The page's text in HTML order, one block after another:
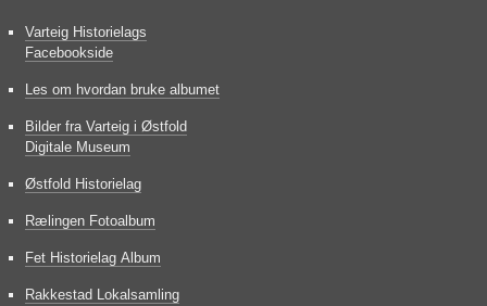
Varteig Historielags
Facebookside
Les om hvordan bruke albumet
Bilder fra Varteig i Østfold
Digitale Museum
Østfold Historielag
Rælingen Fotoalbum
Fet Historielag Album
Rakkestad Lokalsamling